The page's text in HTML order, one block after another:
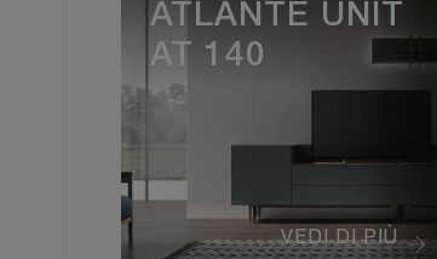
VEDI DI PIÙ
ATLANTE UNIT
AT 140